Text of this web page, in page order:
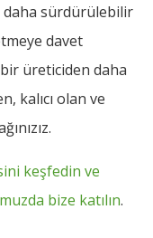
daha sürdürülebilir
davet
üreticiden daha
kalıcı olan ve
keşfedin ve
bize katılın.